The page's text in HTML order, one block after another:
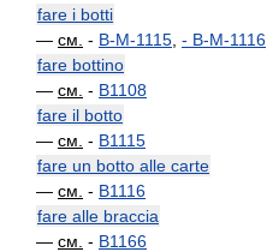
fare i botti
— см. - B-M-1115 - B-M-1116
fare bottino
— см. - B1108
fare il botto
— см. - B1115
fare un botto alle carte
— см. - B1116
fare alle braccia
— см. - B1166